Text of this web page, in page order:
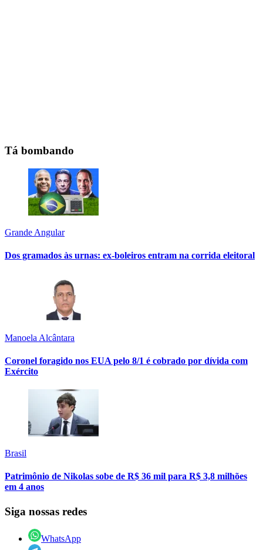
Tá bombando
Grande Angular
Dos gramados às urnas: ex-boleiros entram na corrida eleitoral
Manoela Alcântara
Coronel foragido nos EUA pelo 8/1 é cobrado por dívida com
Exército
Brasil
Patrimônio de Nikolas sobe de R$ 36 mil para R$ 3,8 milhões
em 4 anos
Siga nossas redes
WhatsApp